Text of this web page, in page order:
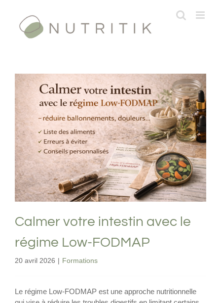
contenu
Calmer votre intestin avec le régime
Low-FODMAP
Formations
Calmer votre intestin avec le
régime Low-FODMAP
20 avril 2026 | Formations
Le régime Low-FODMAP est une approche nutritionnelle